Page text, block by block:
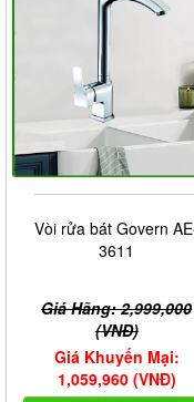
Vòi rửa bát Govern
3611
Giá Hãng: 2,999,000
(VNĐ)
Giá Khuyến Mại:
1,059,960 (VNĐ)